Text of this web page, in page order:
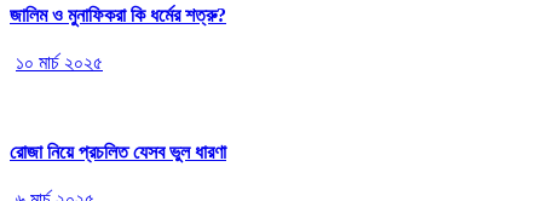
জালিম ও মুনাফিকরা কি ধর্মের শত্রু?
১০ মার্চ ২০২৫
রোজা নিয়ে প্রচলিত যেসব ভুল ধারণা